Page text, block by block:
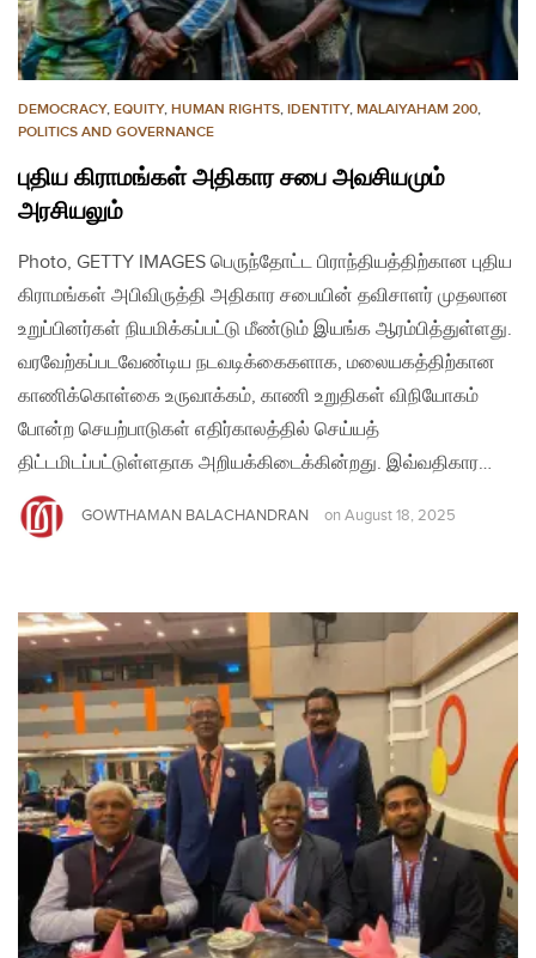
DEMOCRACY, EQUITY, HUMAN RIGHTS, IDENTITY, MALAIYAHAM 200,
POLITICS AND GOVERNANCE
புதிய கிராமங்கள் அதிகார சபை அவசியமும்
அரசியலும்
Photo, GETTY IMAGES பெருந்தோட்ட பிராந்தியத்திற்கான புதிய
கிராமங்கள் அபிவிருத்தி அதிகார சபையின் தவிசாளர் முதலான
உறுப்பினர்கள் நியமிக்கப்பட்டு மீண்டும் இயங்க ஆரம்பித்துள்ளது.
வரவேற்கப்படவேண்டிய நடவடிக்கைகளாக, மலையகத்திற்கான
காணிக்கொள்கை உருவாக்கம், காணி உறுதிகள் விநியோகம்
போன்ற செயற்பாடுகள் எதிர்காலத்தில் செய்யத்
திட்டமிடப்பட்டுள்ளதாக அறியக்கிடைக்கின்றது. இவ்வதிகார…
GOWTHAMAN BALACHANDRAN on August 18, 2025